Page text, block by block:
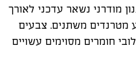
מודרני נשאר עדכני לאורך
מטרנדים משתנים. צבעים
חומרים מסוימים עשויים